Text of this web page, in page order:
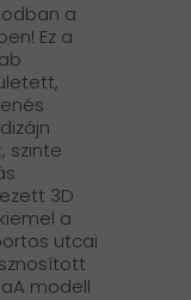
a
Ez a
szinte
3D
a
utcai
modell